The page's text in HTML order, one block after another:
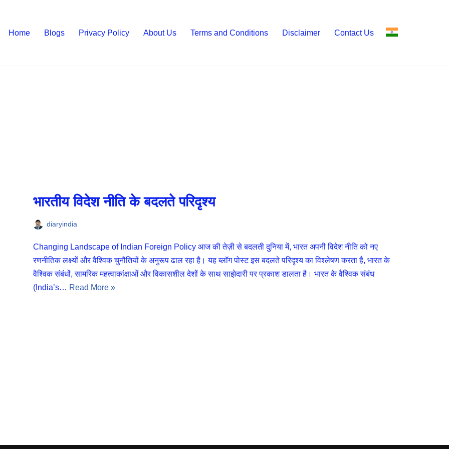
Home Blogs Privacy Policy About Us Terms and Conditions Disclaimer Contact Us
भारतीय विदेश नीति के बदलते परिदृश्य
diaryindia
Changing Landscape of Indian Foreign Policy आज की तेज़ी से बदलती दुनिया में, भारत अपनी विदेश नीति को नए
रणनीतिक लक्ष्यों और वैश्विक चुनौतियों के अनुरूप ढाल रहा है। यह ब्लॉग पोस्ट इस बदलते परिदृश्य का विश्लेषण करता है, भारत के
वैश्विक संबंधों, सामरिक महत्वाकांक्षाओं और विकासशील देशों के साथ साझेदारी पर प्रकाश डालता है। भारत के वैश्विक संबंध
(India’s… Read More »